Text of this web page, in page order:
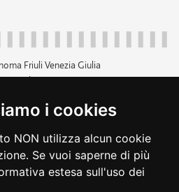
i cookies
NON utilizza alcun cookie
Se vuoi saperne di più
estesa sull'uso dei
Friuli Venezia Giulia
p.iva 00526040324
040 3771111
trasparente
accessibilità
dichiarazione di
cambio preferenze cookie